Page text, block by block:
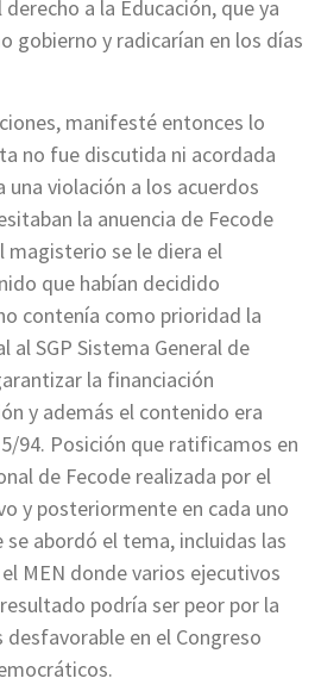
a la Educación, que ya
gobierno y radicarían en los días
manifesté entonces lo
no fue discutida ni acordada
una violación a los acuerdos
la anuencia de Fecode
magisterio se le diera el
que habían decidido
contenía como prioridad la
SGP Sistema General de
la financiación
y además el contenido era
94. Posición que ratificamos en
de Fecode realizada por el
y posteriormente en cada uno
abordó el tema, incluidas las
MEN donde varios ejecutivos
podría ser peor por la
en el Congreso